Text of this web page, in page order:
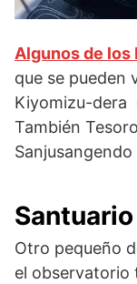
Algunos de los
que se pueden
Kiyomizu-dera
También
Otro pequeño
el observatorio